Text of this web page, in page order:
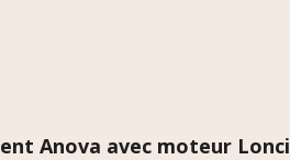
Anova avec moteur